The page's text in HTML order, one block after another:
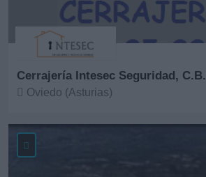
Cerrajería Intesec Seguridad, C.B.
Oviedo (Asturias)